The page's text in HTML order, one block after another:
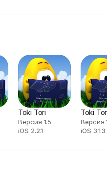
Toki Tori
Версия 1.5
iOS 2.2.1
Toki
Версия
iOS 3.1.3